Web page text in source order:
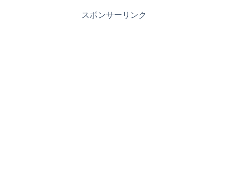
スポンサーリンク